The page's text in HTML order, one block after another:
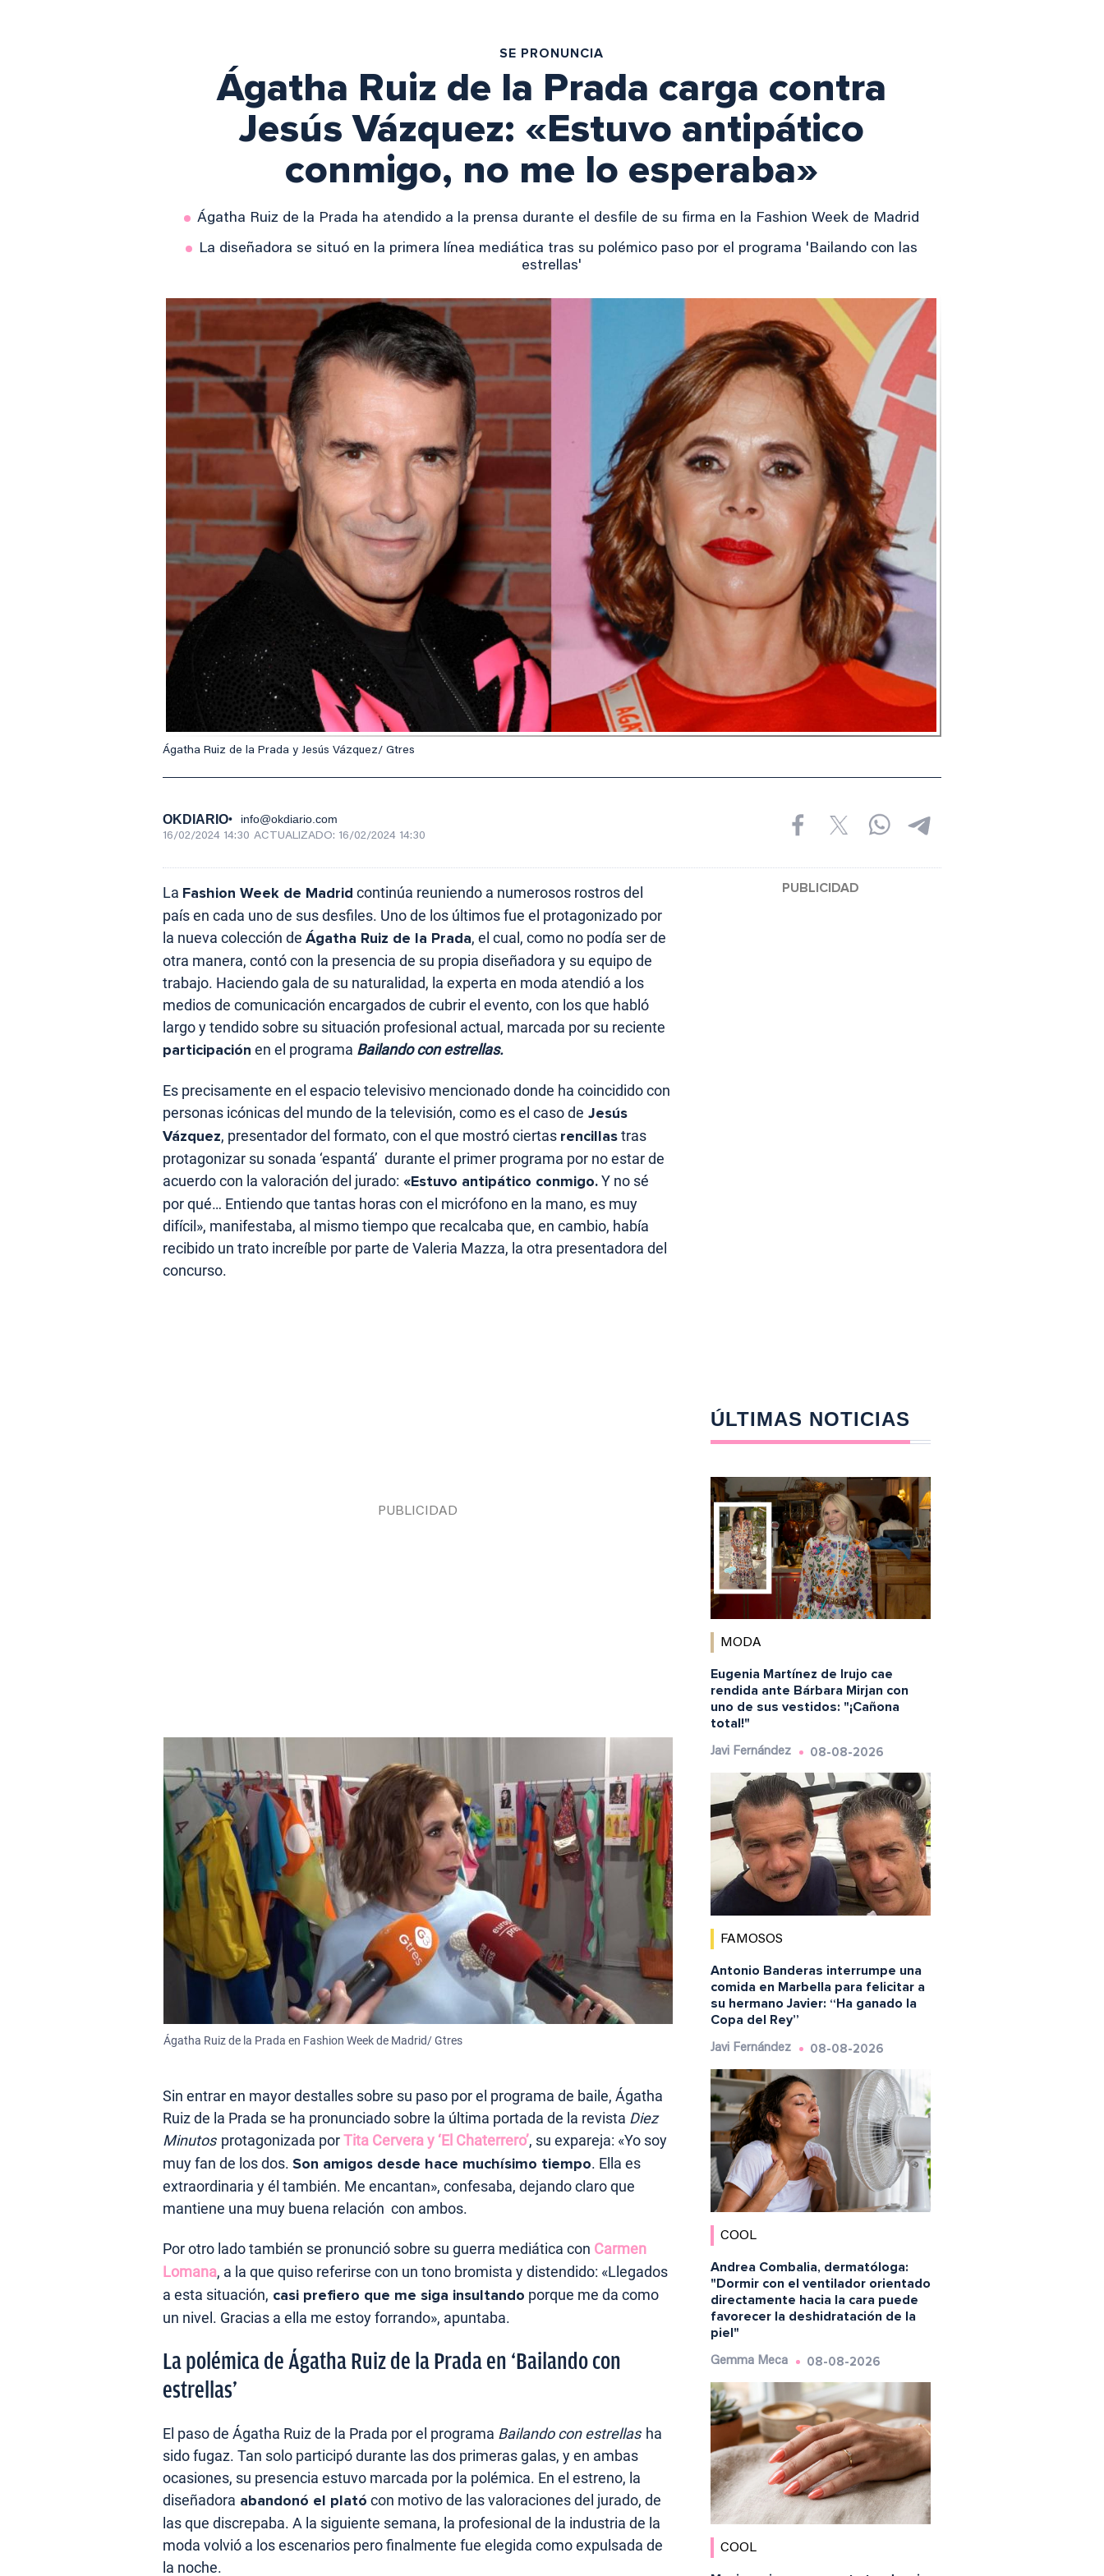
SE PRONUNCIA
Ágatha Ruiz de la Prada carga contra
Jesús Vázquez: «Estuvo antipático
conmigo, no me lo esperaba»
Ágatha Ruiz de la Prada ha atendido a la prensa durante el desfile de su firma en la Fashion Week de Madrid
La diseñadora se situó en la primera línea mediática tras su polémico paso por el programa 'Bailando con las
estrellas'
Ágatha Ruiz de la Prada y Jesús Vázquez/ Gtres
OKDIARIO info@okdiario.com
16/02/2024 14:30 ACTUALIZADO: 16/02/2024 14:30
La Fashion Week de Madrid continúa reuniendo a numerosos rostros del
país en cada uno de sus desfiles. Uno de los últimos fue el protagonizado por
la nueva colección de Ágatha Ruiz de la Prada, el cual, como no podía ser de
otra manera, contó con la presencia de su propia diseñadora y su equipo de
trabajo. Haciendo gala de su naturalidad, la experta en moda atendió a los
medios de comunicación encargados de cubrir el evento, con los que habló
largo y tendido sobre su situación profesional actual, marcada por su reciente
participación en el programa Bailando con estrellas.
Es precisamente en el espacio televisivo mencionado donde ha coincidido con
personas icónicas del mundo de la televisión, como es el caso de Jesús
Vázquez, presentador del formato, con el que mostró ciertas rencillastras
protagonizar su sonada ‘espantá’ durante el primer programa por no estar de
acuerdo con la valoración del jurado: «Estuvo antipático conmigo.Y no sé
por qué… Entiendo que tantas horas con el micrófono en la mano, es muy
difícil», manifestaba, al mismo tiempo que recalcaba que, en cambio, había
recibido un trato increíble por parte de Valeria Mazza, la otra presentadora del
concurso.
Ágatha Ruiz de la Prada en Fashion Week de Madrid/ Gtres
Sin entrar en mayor destalles sobre su paso por el programa de baile, Ágatha
Ruiz de la Prada se ha pronunciado sobre la última portada de la revista Diez
Minutos protagonizada porTita Cervera y ‘El Chaterrero’, su expareja: «Yo soy
muy fan de los dos. Son amigos desde hace muchísimo tiempo. Ella es
extraordinaria y él también. Me encantan», confesaba, dejando claro que
mantiene una muy buena relación con ambos.
Por otro lado también se pronunció sobre su guerra mediática con Carmen
Lomana, a la que quiso referirse con un tono bromista y distendido: «Llegados
a esta situación, casi prefiero que me siga insultando porque me da como
un nivel. Gracias a ella me estoy forrando», apuntaba.
La polémica de Ágatha Ruiz de la Prada en ‘Bailando con
estrellas’
El paso de Ágatha Ruiz de la Prada por el programa Bailando con estrellas ha
sido fugaz. Tan solo participó durante las dos primeras galas, y en ambas
ocasiones, su presencia estuvo marcada por la polémica. En el estreno, la
diseñadora abandonó el plató con motivo de las valoraciones del jurado, de
las que discrepaba. A la siguiente semana, la profesional de la industria de la
moda volvió a los escenarios pero finalmente fue elegida como expulsada de
la noche.
ÚLTIMAS NOTICIAS
MODA
Eugenia Martínez de Irujo cae
rendida ante Bárbara Mirjan con
uno de sus vestidos: "¡Cañona
total!"
Javi Fernández 08-08-2026
FAMOSOS
Antonio Banderas interrumpe una
comida en Marbella para felicitar a
su hermano Javier: “Ha ganado la
Copa del Rey”
Javi Fernández 08-08-2026
COOL
Andrea Combalia, dermatóloga:
"Dormir con el ventilador orientado
directamente hacia la cara puede
favorecer la deshidratación de la
piel"
Gemma Meca 08-08-2026
COOL